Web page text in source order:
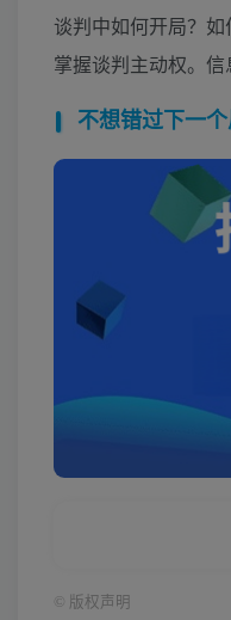
谈判中如何开局？
掌握谈判主动权。
不想错过下一
版权声明